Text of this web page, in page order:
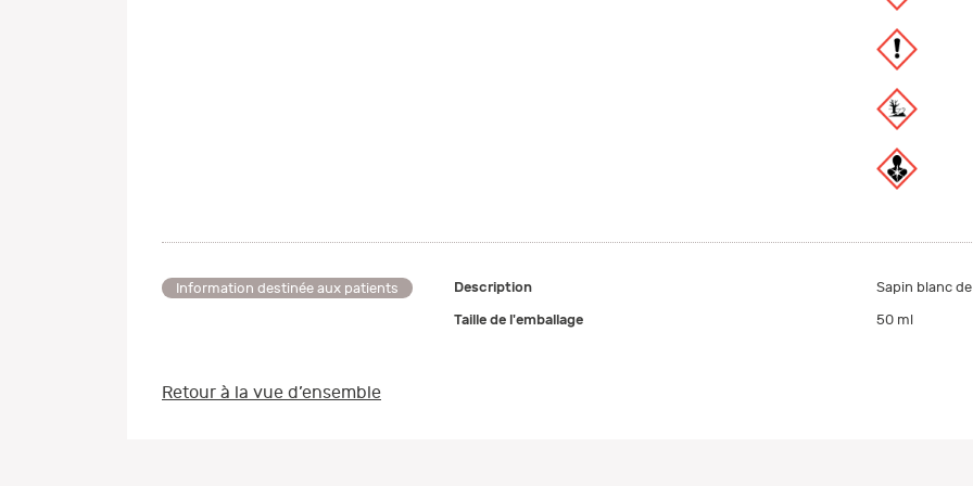
Information destinée aux patients Description
Sapin blanc
Taille de l'emballage
50 ml
Retour à la vue d’ensemble